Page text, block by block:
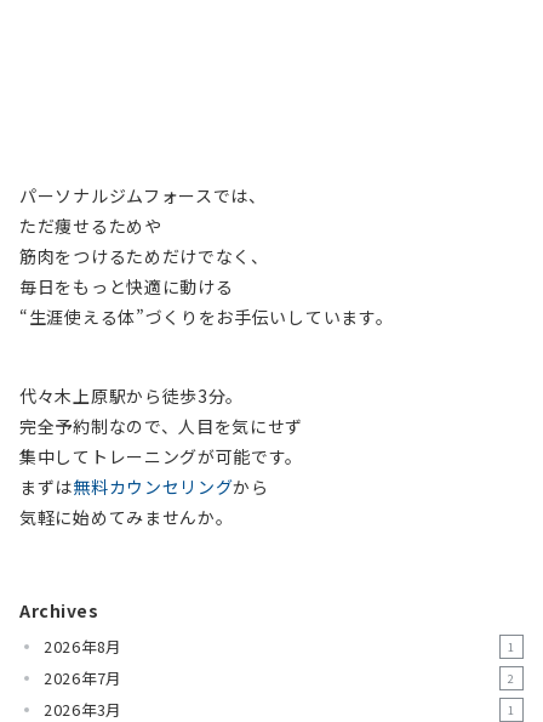
パーソナルジムフォースでは、
ただ痩せるためや
筋肉をつけるためだけでなく、
毎日をもっと快適に動ける
“生涯使える体”づくりをお手伝いしています。
代々木上原駅から徒歩3分。
完全予約制なので、人目を気にせず
集中してトレーニングが可能です。
まずは無料カウンセリングから
気軽に始めてみませんか。
Archives
2026年8月 1
2026年7月 2
2026年3月 1